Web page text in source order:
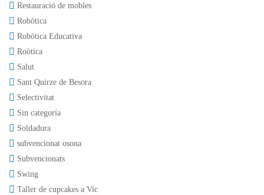
Restauració de mobles
Robòtica
Robòtica Educativa
Roòtica
Salut
Sant Quirze de Besora
Selectivitat
Sin categoría
Soldadura
subvencionat osona
Subvencionats
Swing
Taller de cupcakes a Vic